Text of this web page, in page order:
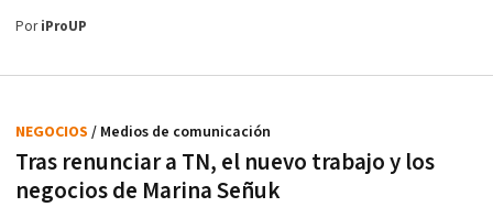
PoriProUP
Tras renunciar a TN, el nuevo trabajo y los
negocios de Marina Señuk
NEGOCIOS / Medios de comunicación